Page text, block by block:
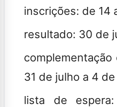
inscrições: de 14
resultado: 30 de
31 de julho a 4
lista de